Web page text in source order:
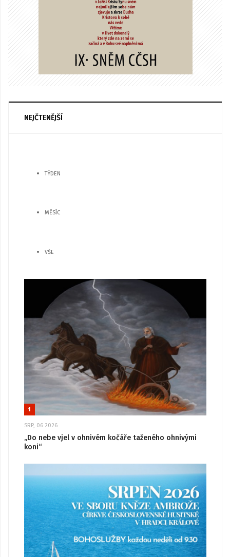
NEJČTENĚJŠÍ
TÝDEN
MĚSÍC
VŠE
1
SRP, 06 2026
„Do nebe vjel v ohnivém kočáře taženého ohnivými
koni“